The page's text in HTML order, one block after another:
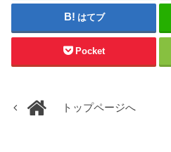
はてブ
Pocket
トップページへ